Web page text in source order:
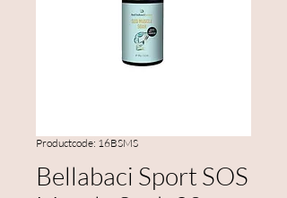
Productcode: 16BSMS
Bellabaci Sport SOS